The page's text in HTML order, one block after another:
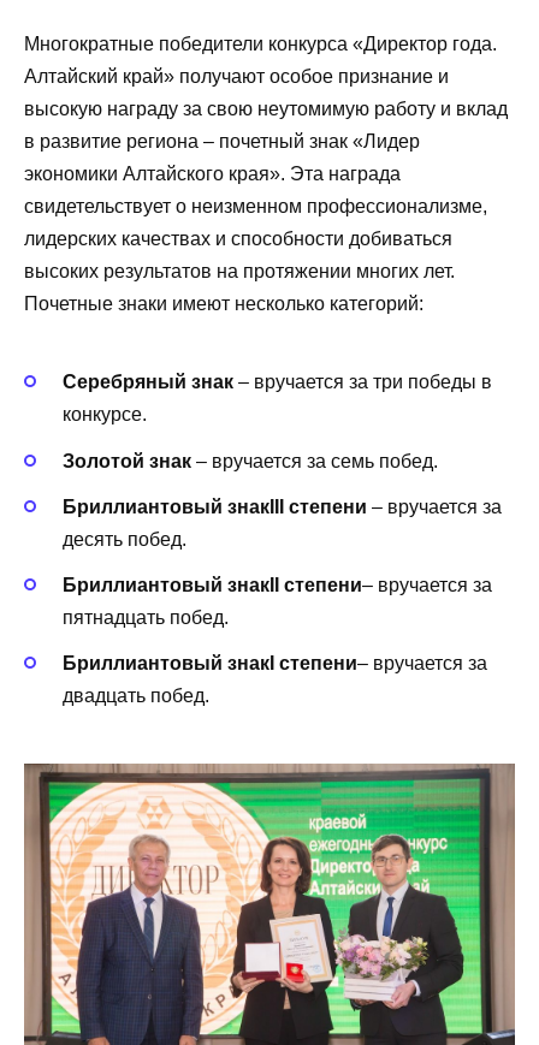
Многократные победители конкурса «Директор года.
Алтайский край» получают особое признание и
высокую награду за свою неутомимую работу и вклад
в развитие региона – почетный знак «Лидер
экономики Алтайского края». Эта награда
свидетельствует о неизменном профессионализме,
лидерских качествах и способности добиваться
высоких результатов на протяжении многих лет.
Почетные знаки имеют несколько категорий:
Серебряный знак – вручается за три победы в
конкурсе.
Золотой знак – вручается за семь побед.
Бриллиантовый знак степени – вручается за
десять побед.
Бриллиантовый знак II степени– вручается за
пятнадцать побед.
Бриллиантовый знак I степени– вручается за
двадцать побед.